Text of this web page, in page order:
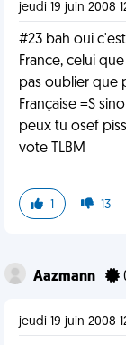
jeudi 19 juin 2008
#23 bah oui
France, celui
pas oublier que
Française =S
peux tu osef
vote TLBM
1 13
Aazmann
jeudi 19 juin 2008